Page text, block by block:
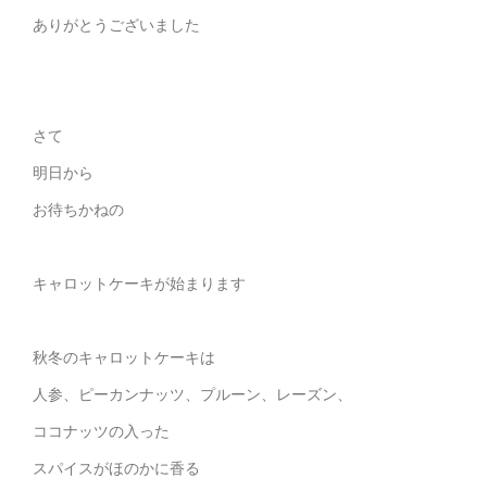
ありがとうございました
さて
明日から
お待ちかねの
キャロットケーキが始まります
秋冬のキャロットケーキは
人参、ピーカンナッツ、プルーン、レーズン、
ココナッツの入った
スパイスがほのかに香る